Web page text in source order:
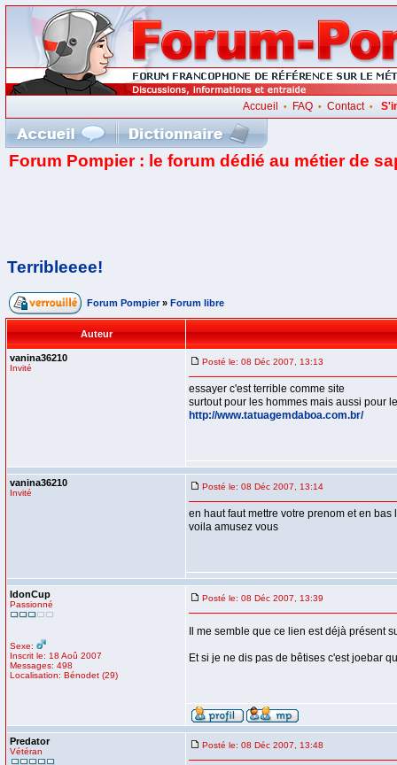
Accueil • FAQ• Contact•
Forum Pompier : le forum dédié au métier de
Terribleeee!
Forum Pompier » Forum libre
Auteur
vanina36210
Invité
Posté le: 08 Déc 2007, 13:13
essayer c'est terrible comme site
surtout pour les hommes mais aussi pour
http://www.tatuagemdaboa.com.br/
vanina36210
Invité
Posté le: 08 Déc 2007, 13:14
en haut faut mettre votre prenom et en
voila amusez vous
IdonCup
Passionné
Sexe:
Inscrit le: 18 Aoû 2007
Messages: 498
Localisation: Bénodet (29)
Posté le: 08 Déc 2007, 13:39
Il me semble que ce lien est déjà présent
Et si je ne dis pas de bêtises c'est joebar
Predator
Vétéran
Posté le: 08 Déc 2007, 13:48